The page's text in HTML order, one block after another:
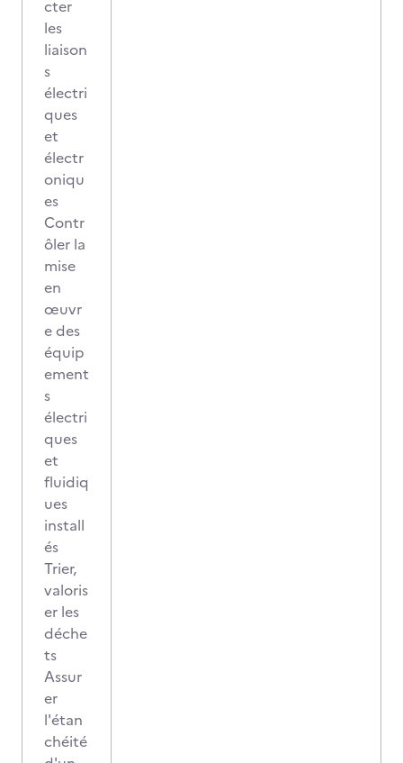
cter
les
liaison
s
électri
ques
et
électr
oniqu
es
Contr
ôler la
mise
en
œuvr
e des
équip
ement
s
électri
ques
et
fluidiq
ues
install
és
Trier,
valoris
er les
déche
ts
Assur
er
l'étan
chéité